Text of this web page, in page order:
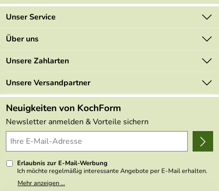
Unser Service
Kontakt
Mehrwertsteuerfrei
Retourenportal
FAQs
Lieferbedingungen
Delivery Terms
Kundenlogin
Über uns
Marken
Angebote
Made in Germany
Themen
Wir über uns
Presse
Unsere Zahlarten
Unsere Versandpartner
Neuigkeiten von KochForm
Newsletter anmelden & Vorteile sichern
Erlaubnis zur E-Mail-Werbung
Ich möchte regelmäßig interessante Angebote per E-Mail erhalten.
Meine E-Mail-Adresse wird nicht an andere Unternehmen
weitergegeben. Zu statistischen Zwecken wird in anonymer Form
Mehr anzeigen ...